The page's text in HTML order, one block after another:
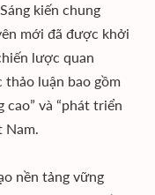
kiến chung
mới đã được khởi
lược quan
luận bao gồm
và “phát triển
Nam.
nền tảng vững